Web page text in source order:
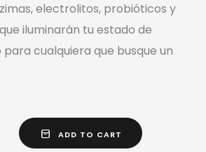
electrolitos, probióticos y
iluminarán tu estado de
cualquiera que busque un
ADD TO CART